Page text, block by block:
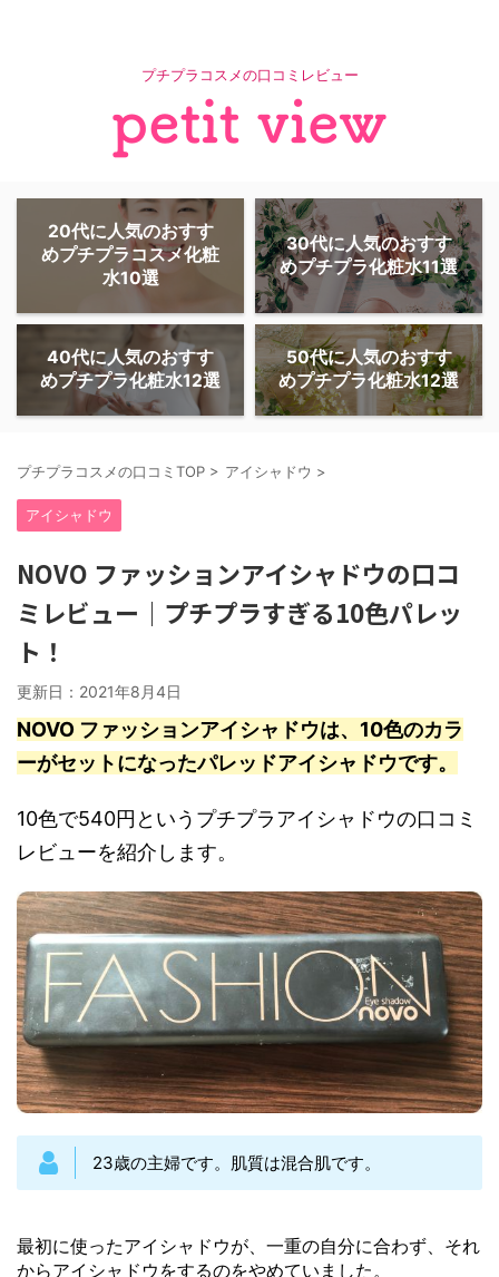
プチプラコスメの口コミレビュー
20代に人気のおすす
めプチプラコスメ化粧
水10選
30代に人気のおすす
めプチプラ化粧水11選
40代に人気のおすす
めプチプラ化粧水12選
50代に人気のおすす
めプチプラ化粧水12選
プチプラコスメの口コミTOP > アイシャドウ >
アイシャドウ
NOVO ファッションアイシャドウの口コ
ミレビュー｜プチプラすぎる10色パレッ
ト！
更新日： 2021年8月4日
NOVO ファッションアイシャドウは、10色のカラ
ーがセットになったパレッドアイシャドウです。
10色で540円というプチプラアイシャドウの口コミ
レビューを紹介します。
23歳の主婦です。肌質は混合肌です。
最初に使ったアイシャドウが、一重の自分に合わず、それ
からアイシャドウをするのをやめていました。